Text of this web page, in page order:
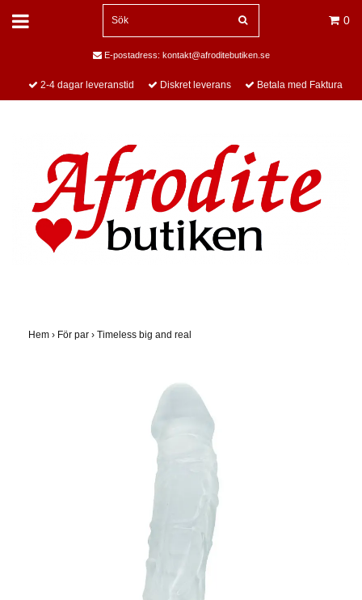
0
E-postadress: kontakt@afroditebutiken.se
2-4 dagar leveranstid Diskret leverans Betala med Faktura
Hem › För par › Timeless big and real